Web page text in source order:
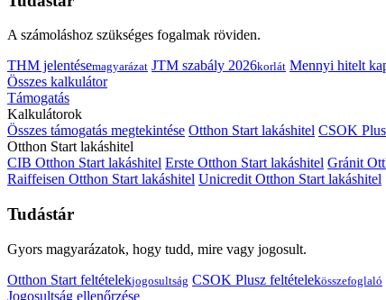
A számoláshoz szükséges fogalmak röviden.
THM jelentésemagyarázat JTM szabály 2026korlát Mennyi hitelt
Összes kalkulátor
Támogatás
Kalkulátorok
Összes támogatás megtekintése Otthon Start lakáshitel CSOK
Otthon Start lakáshitel
CIB Otthon Start lakáshitel Erste Otthon Start lakáshitel Gránit
Raiffeisen Otthon Start lakáshitel Unicredit Otthon Start lakáshitel
Tudástár
Gyors magyarázatok, hogy tudd, mire vagy jogosult.
Otthon Start feltételekjogosultság CSOK Plusz feltételekösszefoglaló
Jogosultság ellenőrzése